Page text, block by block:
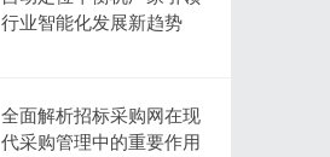
行业智能化发展新趋势
全面解析招标采购网在现
代采购管理中的重要作用